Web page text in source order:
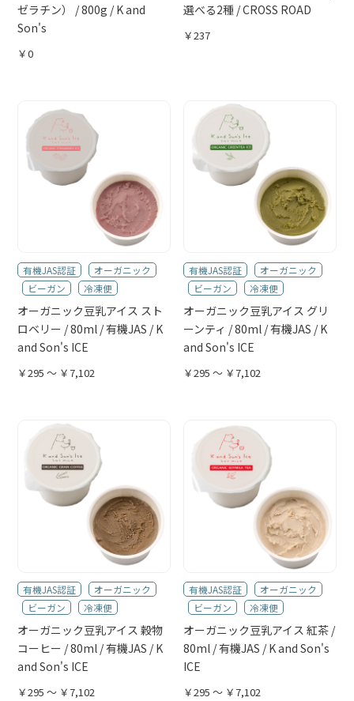
ゼラチン） / 800g / K and
Son's
￥0
選べる2種 / CROSS ROAD
￥237
有機JAS認証
オーガニック
ビーガン
冷凍便
オーガニック豆乳アイス スト
ロベリー / 80ml / 有機JAS / K
and Son's ICE
￥295 ～ ￥7,102
有機JAS認証
オーガニック
ビーガン
冷凍便
オーガニック豆乳アイス グリ
ーンティ / 80ml / 有機JAS / K
and Son's ICE
￥295 ～ ￥7,102
有機JAS認証
オーガニック
ビーガン
冷凍便
オーガニック豆乳アイス 穀物
コーヒー / 80ml / 有機JAS / K
and Son's ICE
￥295 ～ ￥7,102
有機JAS認証
オーガニック
ビーガン
冷凍便
オーガニック豆乳アイス 紅茶 /
80ml / 有機JAS / K and Son's
ICE
￥295 ～ ￥7,102